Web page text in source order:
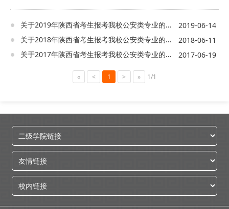
关于2019年陕西省考生报考我校公安类专业的说明
2019-06-14
关于2018年陕西省考生报考我校公安类专业的几点说明
2018-06-11
关于2017年陕西省考生报考我校公安类专业的几点说明
2017-06-19
« < 1 > » 1/1